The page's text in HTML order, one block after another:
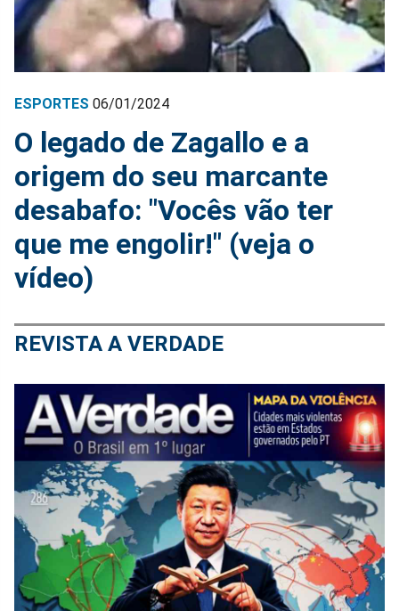
ESPORTES 06/01/2024
O legado de Zagallo e a
origem do seu marcante
desabafo: "Vocês vão ter
que me engolir!" (veja o
vídeo)
REVISTA A VERDADE